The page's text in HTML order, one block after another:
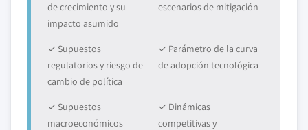
de crecimiento y su
impacto asumido
escenarios de mitigación
✓ Supuestos
regulatorios y riesgo de
cambio de política
✓ Parámetro de la curva
de adopción tecnológica
✓ Supuestos
macroeconómicos
✓ Dinámicas
competitivas y